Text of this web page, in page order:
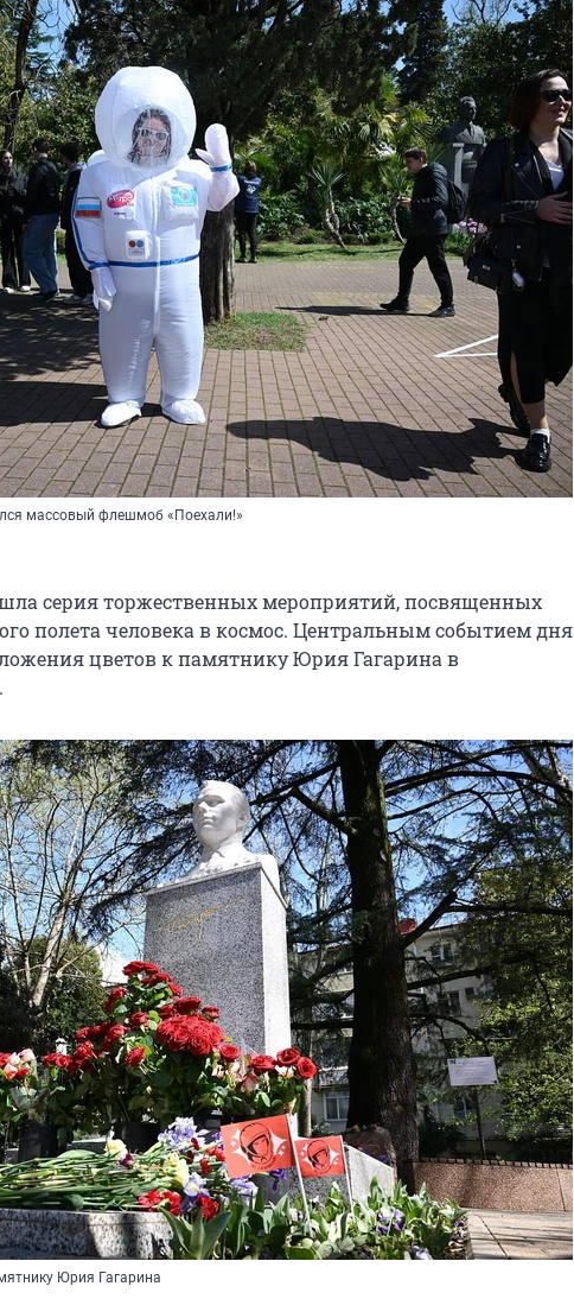
массовый флешмоб «Поехали!»
серия торжественных мероприятий, посвященных
полета человека в космос. Центральным событием дня
цветов к памятнику Юрия Гагарина в
Юрия Гагарина